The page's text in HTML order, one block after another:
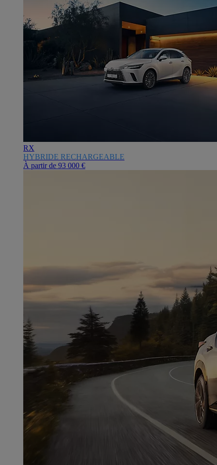
RX
HYBRIDE RECHARGEABLE
À partir de 93 000 €